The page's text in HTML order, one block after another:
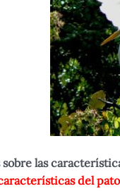
sobre las
del